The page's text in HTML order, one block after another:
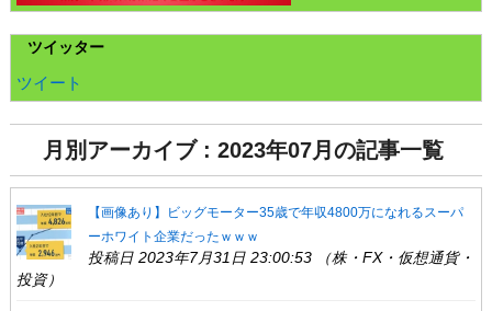
ツイッター
ツイート
月別アーカイブ : 2023年07月の記事一覧
【画像あり】ビッグモーター35歳で年収4800万になれるスーパ
ーホワイト企業だったｗｗｗ
投稿日 2023年7月31日 23:00:53 （株・FX・仮想通貨・
投資）